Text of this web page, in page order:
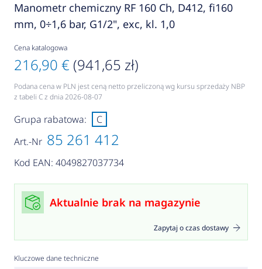
Manometr chemiczny RF 160 Ch, D412, fi160
mm, 0÷1,6 bar, G1/2", exc, kl. 1,0
Cena katalogowa
216,90 € (941,65 zł)
Podana cena w PLN jest ceną netto przeliczoną wg kursu sprzedaży NBP
z tabeli C z dnia 2026-08-07
Art.-Nr 85 261 412
Kod EAN: 4049827037734
Grupa rabatowa: C
Aktualnie brak na magazynie
Zapytaj o czas dostawy
Kluczowe dane techniczne